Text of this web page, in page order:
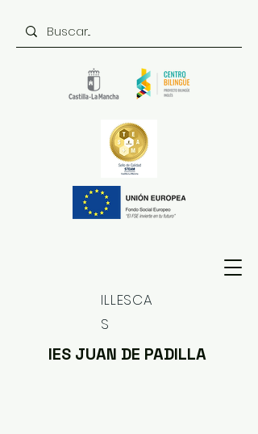
ILLESCA
S
IES JUAN DE PADILLA